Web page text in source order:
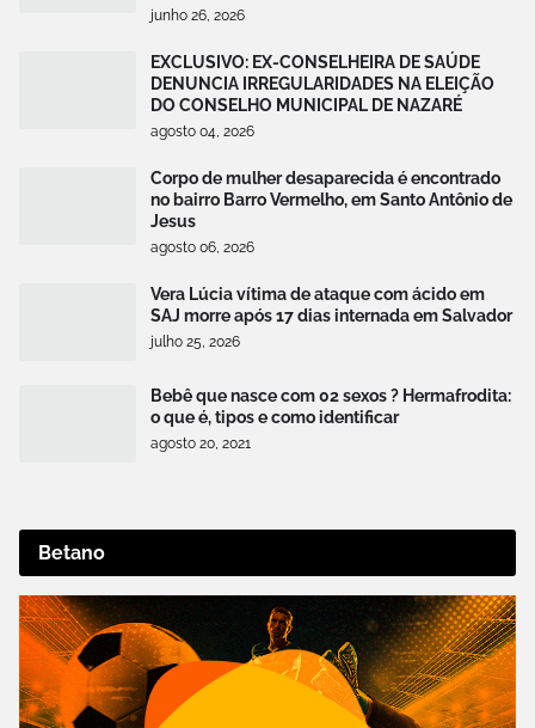
junho 26, 2026
EXCLUSIVO: EX-CONSELHEIRA DE SAÚDE
DENUNCIA IRREGULARIDADES NA ELEIÇÃO
DO CONSELHO MUNICIPAL DE NAZARÉ
agosto 04, 2026
Corpo de mulher desaparecida é encontrado
no bairro Barro Vermelho, em Santo Antônio de
Jesus
agosto 06, 2026
Vera Lúcia vítima de ataque com ácido em
SAJ morre após 17 dias internada em Salvador
julho 25, 2026
Bebê que nasce com 02 sexos ? Hermafrodita:
o que é, tipos e como identificar
agosto 20, 2021
Betano